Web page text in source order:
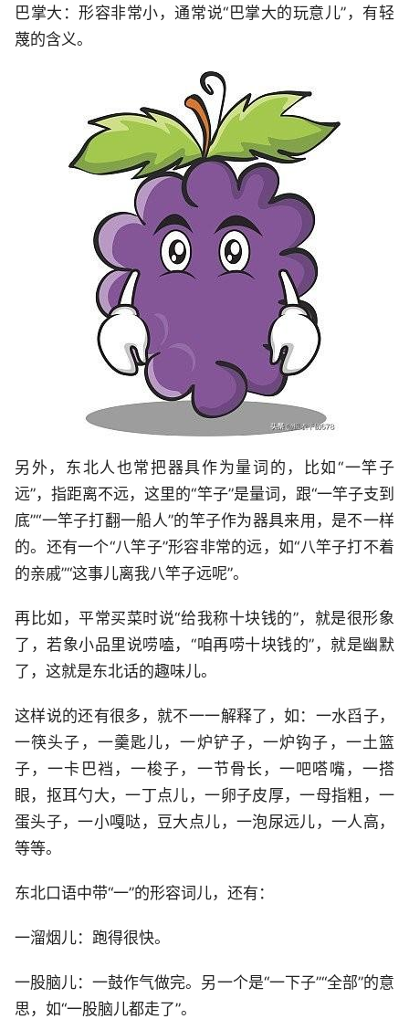
巴掌大：形容非常小，通常说“巴掌大的玩意儿”，有轻
蔑的含义。
另外，东北人也常把器具作为量词的，比如“一竿子
远”，指距离不远，这里的“竿子”是量词，跟“一竿子支到
底”“一竿子打翻一船人”的竿子作为器具来用，是不一样
的。还有一个“八竿子”形容非常的远，如“八竿子打不着
的亲戚”“这事儿离我八竿子远呢”。
再比如，平常买菜时说“给我称十块钱的”，就是很形象
了，若象小品里说唠嗑，“咱再唠十块钱的”，就是幽默
了，这就是东北话的趣味儿。
这样说的还有很多，就不一一解释了，如：一水舀子，
一筷头子，一羹匙儿，一炉铲子，一炉钩子，一土篮
子，一卡巴裆，一梭子，一节骨长，一吧嗒嘴，一搭
眼，抠耳勺大，一丁点儿，一卵子皮厚，一母指粗，一
蛋头子，一小嘎哒，豆大点儿，一泡尿远儿，一人高，
等等。
东北口语中带“一”的形容词儿，还有：
一溜烟儿：跑得很快。
一股脑儿：一鼓作气做完。另一个是“一下子”“全部”的意
思，如“一股脑儿都走了”。